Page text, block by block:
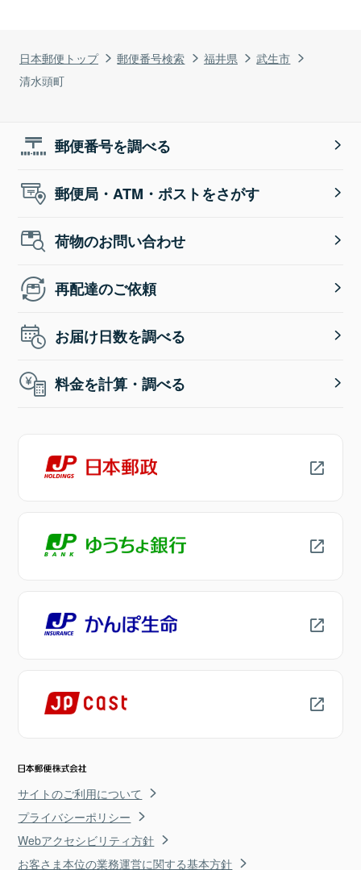
日本郵便トップ 郵便番号検索 福井県
武生市
清水頭町
郵便番号を調べる
郵便局・ATM・ポストをさがす
荷物のお問い合わせ
再配達のご依頼
お届け日数を調べる
料金を計算・調べる
サイトのご利用について
プライバシーポリシー
Webアクセシビリティ方針
お客さま本位の業務運営に関する基本方針